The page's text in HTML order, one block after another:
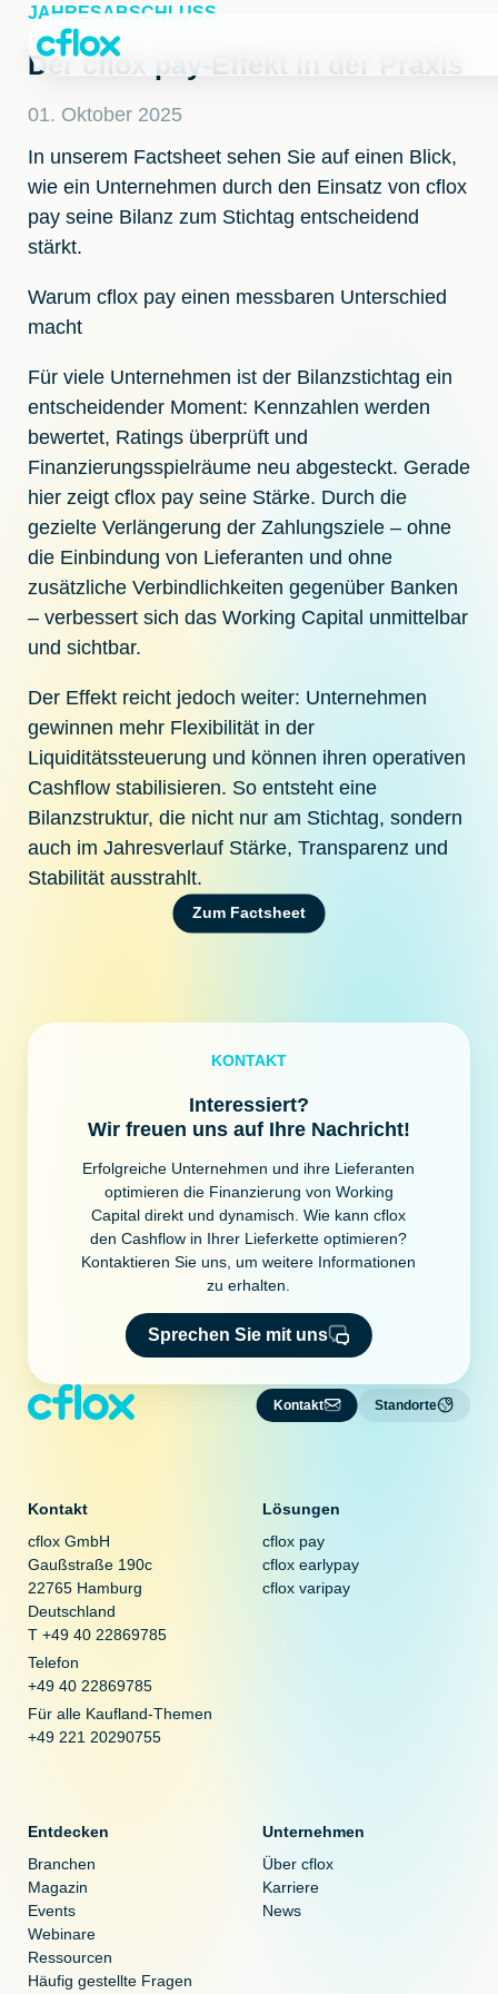
Weiter
Inhalt
JAHRESABSCHLUSS
Der cflox pay-Effekt in der Praxis
01. Oktober 2025
In unserem Factsheet sehen Sie auf einen Blick,
wie ein Unternehmen durch den Einsatz von cflox
pay seine Bilanz zum Stichtag entscheidend
stärkt.
Warum cflox pay einen messbaren Unterschied
macht
Für viele Unternehmen ist der Bilanzstichtag ein
entscheidender Moment: Kennzahlen werden
bewertet, Ratings überprüft und
Finanzierungsspielräume neu abgesteckt. Gerade
hier zeigt cflox pay seine Stärke. Durch die
gezielte Verlängerung der Zahlungsziele – ohne
die Einbindung von Lieferanten und ohne
zusätzliche Verbindlichkeiten gegenüber Banken
– verbessert sich das Working Capital unmittelbar
und sichtbar.
Der Effekt reicht jedoch weiter: Unternehmen
gewinnen mehr Flexibilität in der
Liquiditätssteuerung und können ihren operativen
Cashflow stabilisieren. So entsteht eine
Bilanzstruktur, die nicht nur am Stichtag, sondern
auch im Jahresverlauf Stärke, Transparenz und
Stabilität ausstrahlt.
Zum Factsheet
KONTAKT
Interessiert?
Wir freuen uns auf Ihre Nachricht!
Erfolgreiche Unternehmen und ihre Lieferanten
optimieren die Finanzierung von Working
Capital direkt und dynamisch. Wie kann cflox
den Cashflow in Ihrer Lieferkette optimieren?
Kontaktieren Sie uns, um weitere Informationen
zu erhalten.
Sprechen Sie mit uns
Kontakt Standorte
Kontakt
cflox GmbH
Gaußstraße 190c
22765 Hamburg
Deutschland
T +49 40 22869785
Telefon
+49 40 22869785
Für alle Kaufland-Themen
+49 221 20290755
Lösungen
cflox pay
cflox earlypay
cflox varipay
Entdecken
Branchen
Magazin
Events
Webinare
Ressourcen
Häufig gestellte Fragen
Unternehmen
Über cflox
Karriere
News